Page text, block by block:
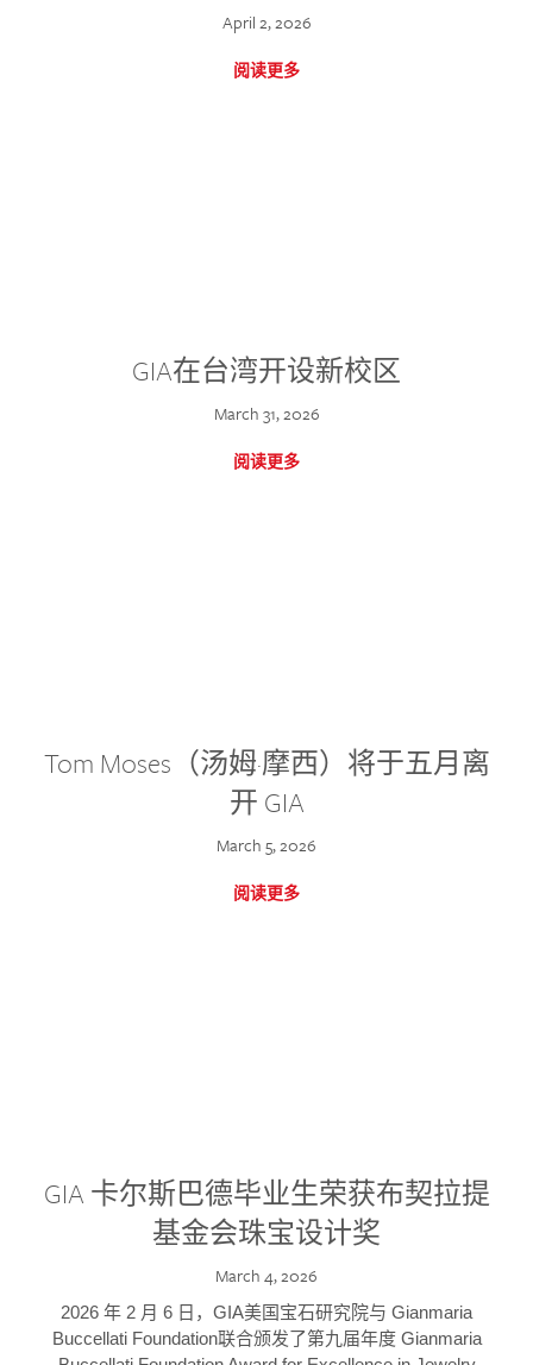
April 2, 2026
阅读更多
GIA在台湾开设新校区
March 31, 2026
阅读更多
Tom Moses（汤姆·摩西）将于五月离
开 GIA
March 5, 2026
阅读更多
GIA 卡尔斯巴德毕业生荣获布契拉提
基金会珠宝设计奖
March 4, 2026
2026 年 2 月 6 日，GIA美国宝石研究院与 Gianmaria
Buccellati Foundation联合颁发了第九届年度 Gianmaria